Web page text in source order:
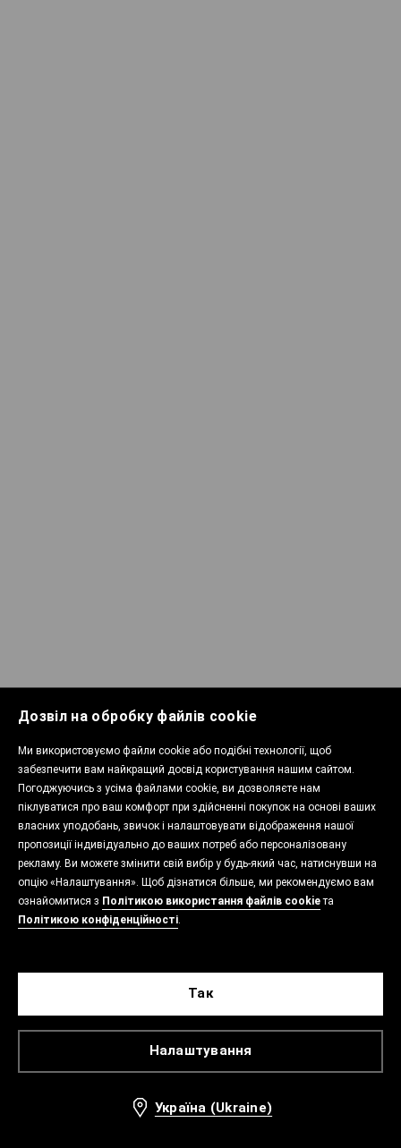
Дозвіл на обробку файлів cookie
Ми використовуємо файли cookie або подібні технології, щоб
забезпечити вам найкращий досвід користування нашим сайтом.
Погоджуючись з усіма файлами cookie, ви дозволяєте нам
піклуватися про ваш комфорт при здійсненні покупок на основі ваших
власних уподобань, звичок і налаштовувати відображення нашої
пропозиції індивідуально до ваших потреб або персоналізовану
рекламу. Ви можете змінити свій вибір у будь-який час, натиснувши на
опцію «Налаштування». Щоб дізнатися більше, ми рекомендуємо вам
ознайомитися з Політикою використання файлів cookieта
Політикою конфіденційності.
Налаштування
Так
Україна (Ukraine)